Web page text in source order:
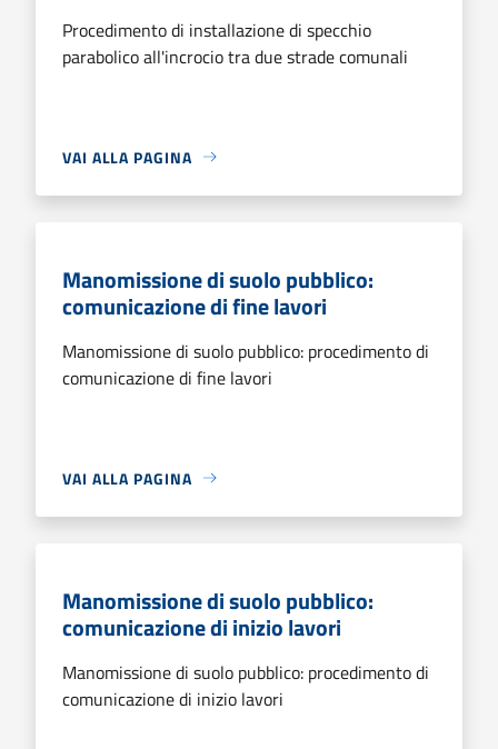
Procedimento di installazione di specchio
parabolico all'incrocio tra due strade comunali
VAI ALLA PAGINA
Manomissione di suolo pubblico:
comunicazione di fine lavori
Manomissione di suolo pubblico: procedimento di
comunicazione di fine lavori
VAI ALLA PAGINA
Manomissione di suolo pubblico:
comunicazione di inizio lavori
Manomissione di suolo pubblico: procedimento di
comunicazione di inizio lavori